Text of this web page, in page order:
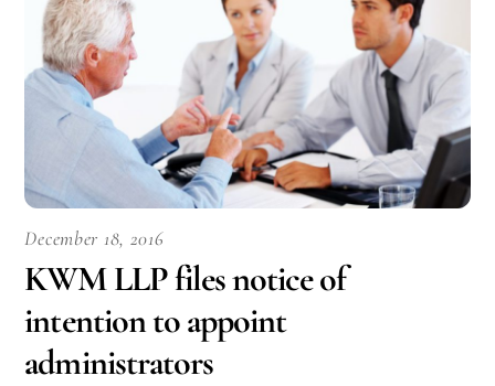
December 18, 2016
KWM LLP files notice of
intention to appoint
administrators